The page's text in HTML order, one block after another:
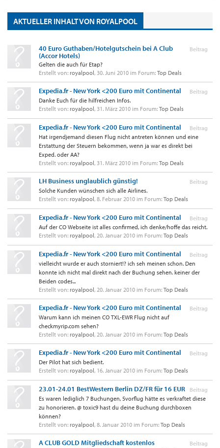
AKTUELLER INHALT VON ROYALPOOL
Beitrag
40 Euro Guthaben/Hotelgutschein bei A Club
(Accor Hotels)
Gelten die auch für Etap?
Erstellt von: royalpool, 30. Juni 2010 im Forum: Top Deals
Beitrag
Expedia.fr - New York <200 Euro mit Continental
Danke Euch für die hilfreichen Infos.
Erstellt von: royalpool, 31. März 2010 im Forum: Top Deals
Beitrag
Expedia.fr - New York <200 Euro mit Continental
Hat irgendjemand diesen Flug nicht antreten können und eine
Erstattung der Steuern bekommen, wenn ja war es direkt bei
Exped. oder AA?
Erstellt von: royalpool, 31. März 2010 im Forum: Top Deals
Beitrag
LH Business unglaublich günstig!
Solche Kunden wünschen sich alle Airlines.
Erstellt von: royalpool, 8. Februar 2010 im Forum: Top Deals
Beitrag
Expedia.fr - New York <200 Euro mit Continental
Auf der CO Webseite ist alles confirmed, ich denke/hoffe das reicht.
Erstellt von: royalpool, 20. Januar 2010 im Forum: Top Deals
Beitrag
Expedia.fr - New York <200 Euro mit Continental
vielleicht wurde er auch storniert!? ich seh meinen schon. Den
konnte ich nicht mal direkt nach der Buchung sehen. keiner der
Beiden codes...
Erstellt von: royalpool, 20. Januar 2010 im Forum: Top Deals
Beitrag
Expedia.fr - New York <200 Euro mit Continental
Warum kann ich meinen CO TXL-EWR Flug nicht auf
checkmyrip.com sehen?
Erstellt von: royalpool, 20. Januar 2010 im Forum: Top Deals
Beitrag
Expedia.fr - New York <200 Euro mit Continental
Der Pilot hat sich bedient.
Erstellt von: royalpool, 16. Januar 2010 im Forum: Top Deals
Beitrag
23.01-24.01 BestWestern Berlin DZ/FR für 16 EUR
Es waren lediglich 7 Buchungen, 5vorflug hätte es verkraftet diese
zu honorieren. @ toxic9 hast du deine Buchung durchboxen
können?
Erstellt von: royalpool, 8. Januar 2010 im Forum: Top Deals
Beitrag
A CLUB GOLD Mitgliedschaft kostenlos